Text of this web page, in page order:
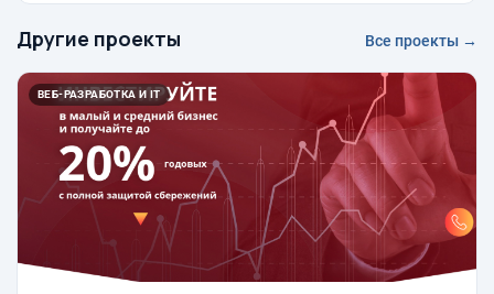
Другие проекты Все проекты →
ВЕБ-РАЗРАБОТКА И IT